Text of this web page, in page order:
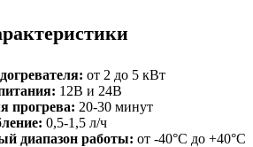
от 2 до 5 кВт
12В и 24В
прогрева: 20-30 минут
0,5-1,5 л/ч
диапазон работы: от -40°C до +40°C